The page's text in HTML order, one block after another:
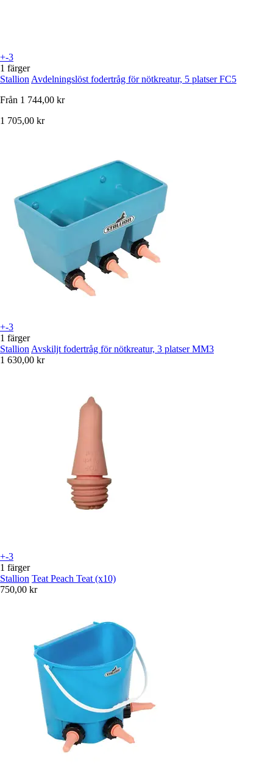
+-3
1 färger
Stallion Avdelningslöst fodertråg för nötkreatur, 5 platser FC5
Från 1 744,00 kr
1 705,00 kr
+-3
1 färger
Stallion Avskiljt fodertråg för nötkreatur, 3 platser MM3
1 630,00 kr
+-3
1 färger
Stallion Teat Peach Teat (x10)
750,00 kr